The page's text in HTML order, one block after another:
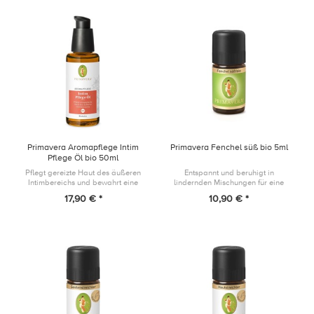
Primavera Aromapflege Intim
Pflege Öl bio 50ml
Pflegt gereizte Haut des äußeren
Intimbereichs und bewahrt eine
17,90 € *
Primavera Fenchel süß bio 5ml
Entspannt und beruhigt in
lindernden Mischungen für eine
10,90 € *